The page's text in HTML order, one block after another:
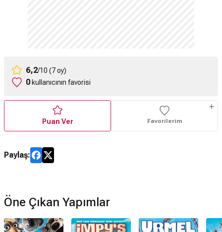
6,2/10 (7 oy)
0kullanıcının favorisi
Puan Ver Favorilerim
Paylaş:
Öne Çıkan Yapımlar